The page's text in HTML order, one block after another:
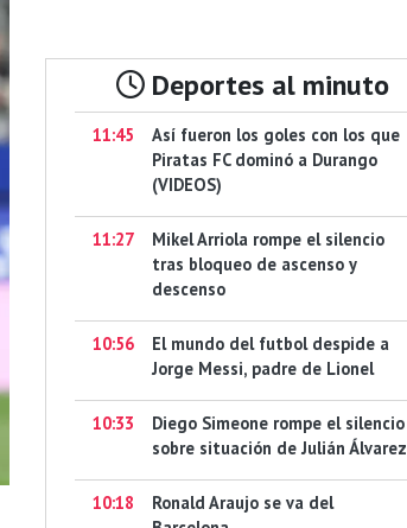
Deportes al minuto
11:45
Así fueron los goles con los que
Piratas FC dominó a Durango
(VIDEOS)
11:27
Mikel Arriola rompe el silencio
tras bloqueo de ascenso y
descenso
10:56
El mundo del futbol despide a
Jorge Messi, padre de Lionel
10:33
Diego Simeone rompe el silencio
sobre situación de Julián Álvarez
10:18
Ronald Araujo se va del